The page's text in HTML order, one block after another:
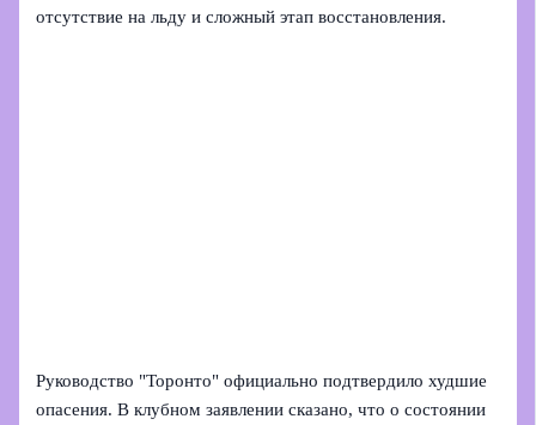
отсутствие на льду и сложный этап восстановления.
Руководство "Торонто" официально подтвердило худшие
опасения. В клубном заявлении сказано, что о состоянии